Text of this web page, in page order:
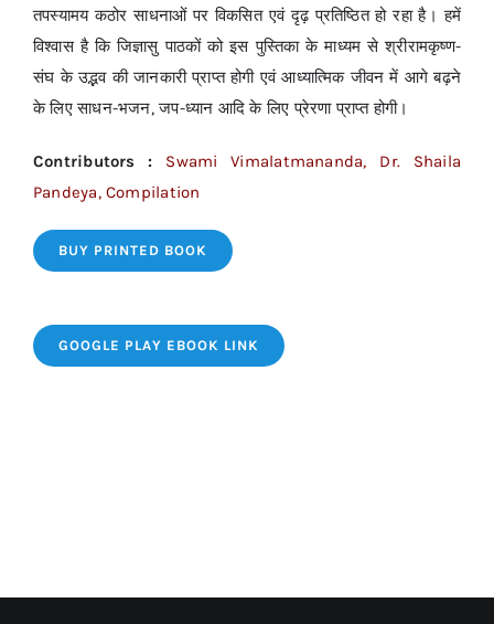
तपस्यामय कठोर साधनाओं पर विकसित एवं दृढ़ प्रतिष्ठित हो रहा है। हमें
विश्वास है कि जिज्ञासु पाठकों को इस पुस्तिका के माध्यम से श्रीरामकृष्ण-
संघ के उद्भव की जानकारी प्राप्त होगी एवं आध्यात्मिक जीवन में आगे बढ़ने
के लिए साधन-भजन, जप-ध्यान आदि के लिए प्रेरणा प्राप्त होगी।
Contributors : Swami Vimalatmananda, Dr. Shaila
Pandeya, Compilation
BUY PRINTED BOOK
GOOGLE PLAY EBOOK LINK